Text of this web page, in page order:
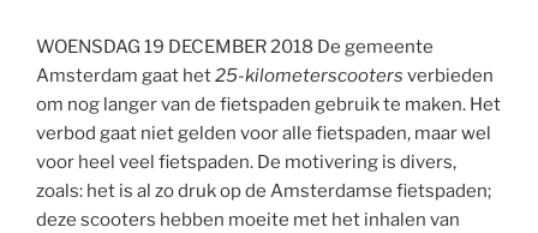
WOENSDAG 19 DECEMBER 2018 De gemeente
Amsterdam gaat het25-kilometerscooters verbieden
om nog langer van de fietspaden gebruik te maken. Het
verbod gaat niet gelden voor alle fietspaden, maar wel
voor heel veel fietspaden. De motivering is divers,
zoals: het is al zo druk op de Amsterdamse fietspaden;
deze scooters hebben moeite met het inhalen van